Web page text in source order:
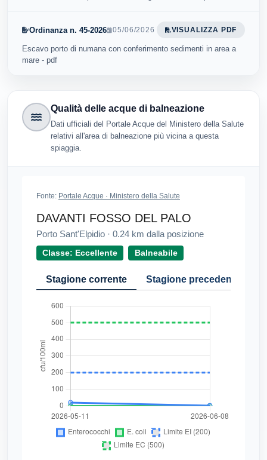
Ordinanza n. 45-2026 05/06/2026 VISUALIZZA PDF
Escavo porto di numana con conferimento sedimenti in area a
mare - pdf
Qualità delle acque di balneazione
Dati ufficiali del Portale Acque del Ministero della Salute
relativi all'area di balneazione più vicina a questa
spiaggia.
Fonte: Portale Acque · Ministero della Salute
DAVANTI FOSSO DEL PALO
Porto Sant'Elpidio · 0.24 km dalla posizione
Classe: Eccellente Balneabile
Stagione corrente Stagione precedente